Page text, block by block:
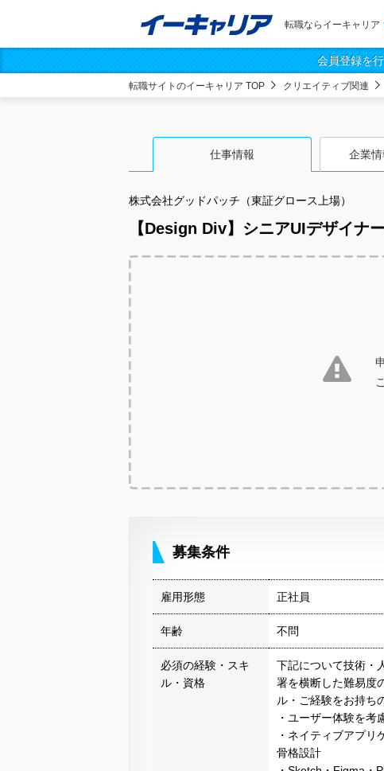
転職ならイーキャリア
会員登録を
転職サイトのイーキャリア TOP クリエイティブ関連
仕事情報 企業
株式会社グッドパッチ（東証グロース上場）
【Design Div】シニアUIデザイナ
募集条件
雇用形態 正社員
年齢 不問
必須の経験・スキ
ル・資格
下記について技術・
署を横断した難易度
ル・ご経験をお持ち
・ユーザー体験を考
・ネイティブアプリ
骨格設計